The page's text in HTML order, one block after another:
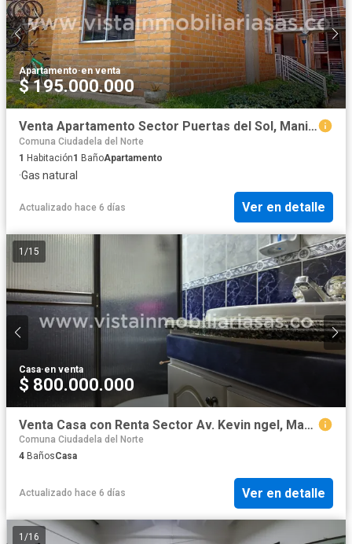
Apartamento·en venta
$ 195.000.000
Venta Apartamento Sector Puertas del Sol, Manizales
Comuna Ciudadela del Norte
1 Habitación1 BañoApartamento
·Gas natural
Actualizado hace 6 días Ver en detalle
1 /15
Casa·en venta
$ 800.000.000
Venta Casa con Renta Sector Av. Kevin ngel, Manizales
Comuna Ciudadela del Norte
4 BañosCasa
Actualizado hace 6 días Ver en detalle
1 /16